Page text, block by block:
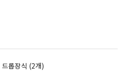
롭장식 (2개)